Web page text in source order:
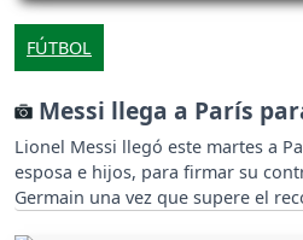
FÚTBOL
Messi llega a París
Lionel Messi llegó este martes a
esposa e hijos, para firmar su
Germain una vez que supere el